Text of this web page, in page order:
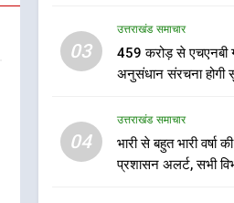
सुनिश्चित करने के
समझौता नहींः डीएम
03
उत्तराखंड समाचार
459 करोड़ से एचएनबी
अनुसंधान संरचना होगी
04
उत्तराखंड समाचार
भारी से बहुत भारी वर्षा
प्रशासन अलर्ट, सभी
विकास को
6
मुख्यमंत्री
योजना
समीक्षा
उत्तराखंड समाचार
7
बैरागीवाला